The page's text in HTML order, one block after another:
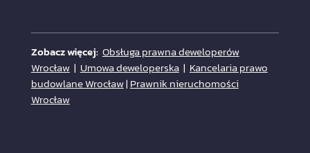
Zobacz więcej: Obsługa prawna deweloperów
Wrocław| Umowa deweloperska| Kancelaria prawo
budowlane Wrocław| Prawnik nieruchomości
Wrocław